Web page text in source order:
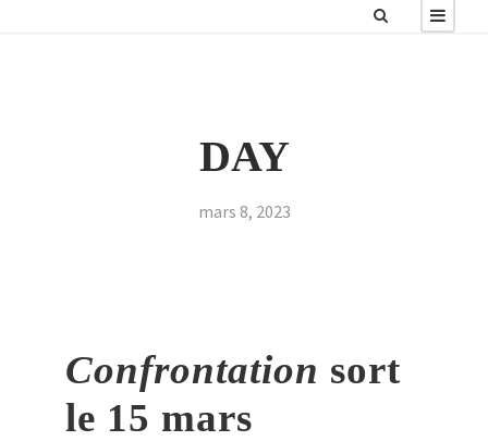
DAY
mars 8, 2023
Confrontation sort
le 15 mars